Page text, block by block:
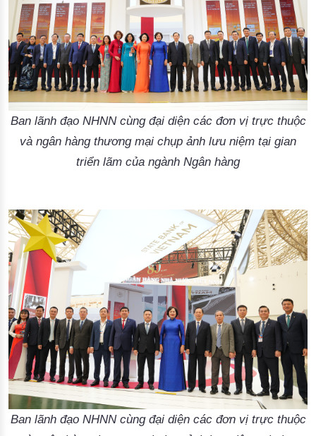
Ban lãnh đạo NHNN cùng đại diện các đơn vị trực thuộc
và ngân hàng thương mại chụp ảnh lưu niệm tại gian
triển lãm của ngành Ngân hàng
Ban lãnh đạo NHNN cùng đại diện các đơn vị trực thuộc